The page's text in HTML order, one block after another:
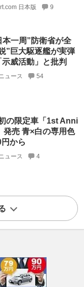
日本版 9
一周”防衛省が全
”巨大駆逐艦が実弾
威活動」と批判
ュース 54
の限定車「1st Anni
売 青×白の専用色
から
ュース 4